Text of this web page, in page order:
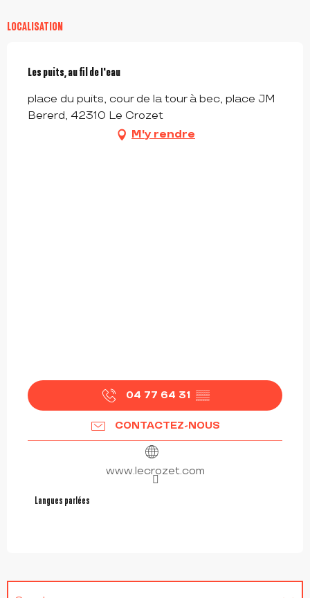
LOCALISATION
Les puits, au fil de I'eau
place du puits, cour de la tour à bec, place JM
Bererd, 42310 Le Crozet
M'y rendre
04 77 64 31 ▒▒
CONTACTEZ-NOUS
www.lecrozet.com
Langues parlées
Langues parlées